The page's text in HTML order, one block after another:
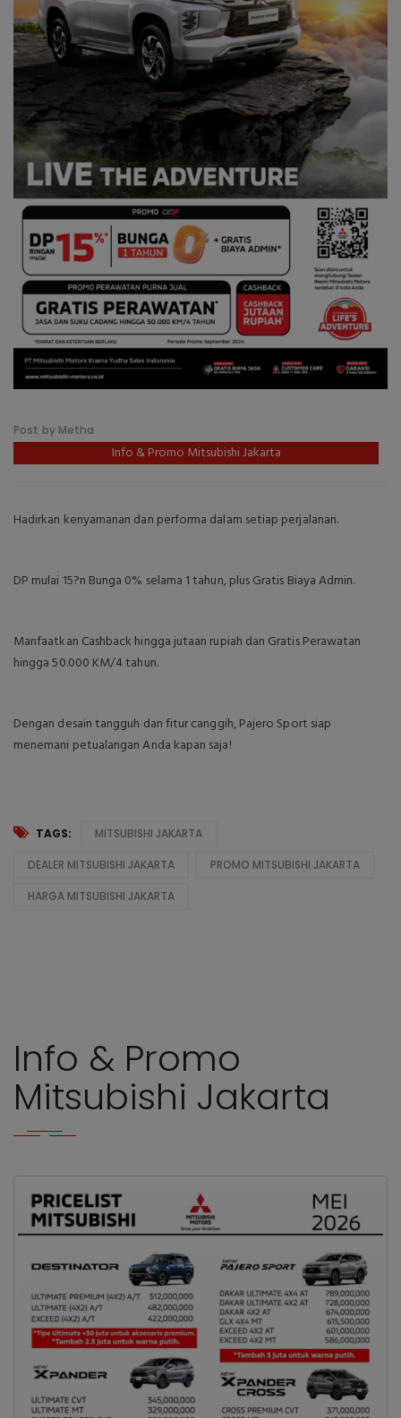
Post by Metha
Info & Promo Mitsubishi Jakarta
Hadirkan kenyamanan dan performa dalam setiap perjalanan.
DP mulai 15?n Bunga 0% selama 1 tahun, plus Gratis Biaya Admin.
Manfaatkan Cashback hingga jutaan rupiah dan Gratis Perawatan
hingga 50.000 KM/4 tahun.
Dengan desain tangguh dan fitur canggih, Pajero Sport siap
menemani petualangan Anda kapan saja!
TAGS: MITSUBISHI JAKARTA
DEALER MITSUBISHI JAKARTA PROMO MITSUBISHI JAKARTA
HARGA MITSUBISHI JAKARTA
Info & Promo
Mitsubishi Jakarta